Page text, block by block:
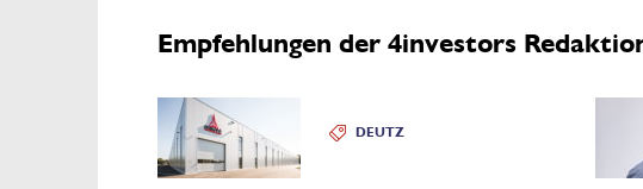
Empfehlungen der 4investors
DEUTZ